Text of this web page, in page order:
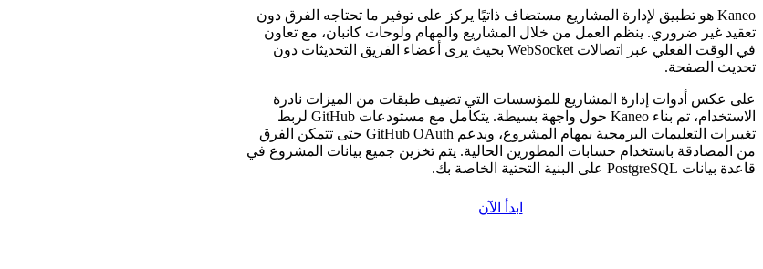
Kaneo هو تطبيق لإدارة المشاريع مستضاف ذاتيًا يركز على توفير ما تحتاجه الفرق دون
تعقيد غير ضروري. ينظم العمل من خلال المشاريع والمهام ولوحات كانبان، مع تعاون
في الوقت الفعلي عبر اتصالات WebSocket بحيث يرى أعضاء الفريق التحديثات دون
تحديث الصفحة.
على عكس أدوات إدارة المشاريع للمؤسسات التي تضيف طبقات من الميزات نادرة
الاستخدام، تم بناء Kaneo حول واجهة بسيطة. يتكامل مع مستودعات GitHub لربط
تغييرات التعليمات البرمجية بمهام المشروع، ويدعم GitHub OAuth حتى تتمكن الفرق
من المصادقة باستخدام حسابات المطورين الحالية. يتم تخزين جميع بيانات المشروع في
قاعدة بيانات PostgreSQL على البنية التحتية الخاصة بك.
ابدأ الآن